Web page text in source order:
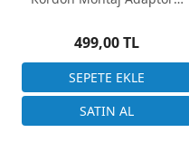
499,00 TL